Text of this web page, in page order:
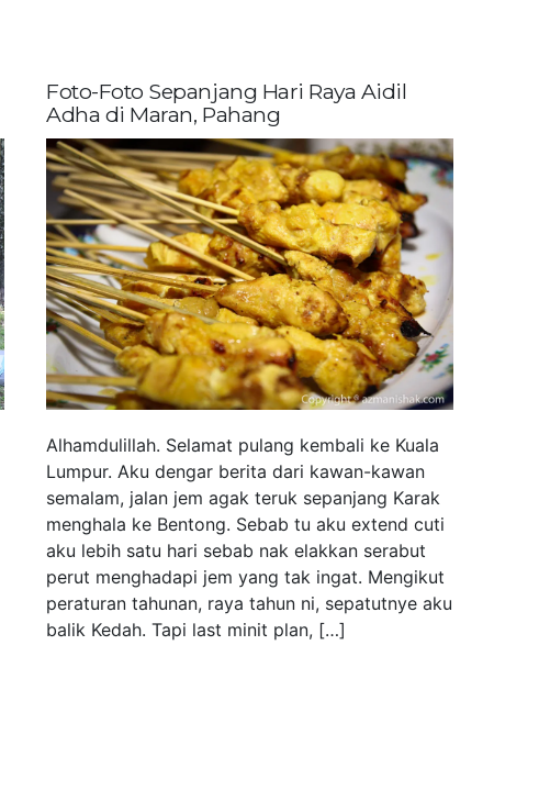
Foto-Foto Sepanjang Hari Raya Aidil
Adha di Maran, Pahang
Alhamdulillah. Selamat pulang kembali ke Kuala
Lumpur. Aku dengar berita dari kawan-kawan
semalam, jalan jem agak teruk sepanjang Karak
menghala ke Bentong. Sebab tu aku extend cuti
aku lebih satu hari sebab nak elakkan serabut
perut menghadapi jem yang tak ingat. Mengikut
peraturan tahunan, raya tahun ni, sepatutnye aku
balik Kedah. Tapi last minit plan, […]